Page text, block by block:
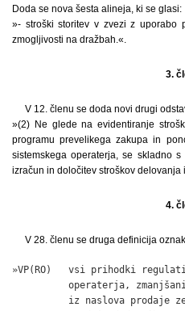
Doda se nova šesta alineja, ki se glasi:
»- stroški storitev v zvezi z uporabo
zmogljivosti na dražbah.«.
3.
V 12. členu se doda novi drugi
»(2) Ne glede na evidentiranje
programu prevelikega zakupa in
sistemskega operaterja, se skladno
izračun in določitev stroškov delovanja
4.
V 28. členu se druga definicija
»VP(RO)   vsi prihodki
operaterja,
iz naslova prodaje